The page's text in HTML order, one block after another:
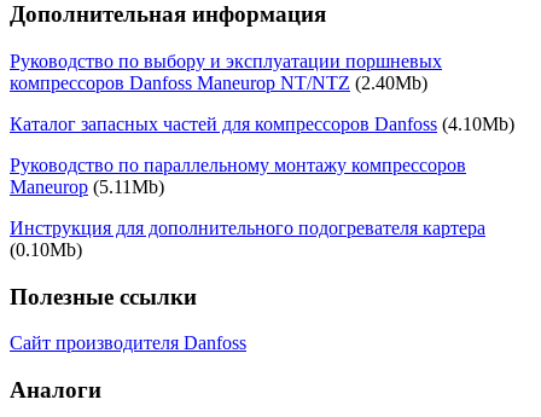
Дополнительная информация
Руководство по выбору и эксплуатации поршневых
компрессоров Danfoss Maneurop NT/NTZ (2.40Mb)
Каталог запасных частей для компрессоров Danfoss (4.10Mb)
Руководство по параллельному монтажу компрессоров
Maneurop (5.11Mb)
Инструкция для дополнительного подогревателя картера
(0.10Mb)
Полезные ссылки
Сайт производителя Danfoss
Аналоги